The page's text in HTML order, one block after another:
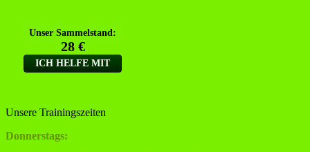
Unsere Trainingszeiten
Donnerstags: